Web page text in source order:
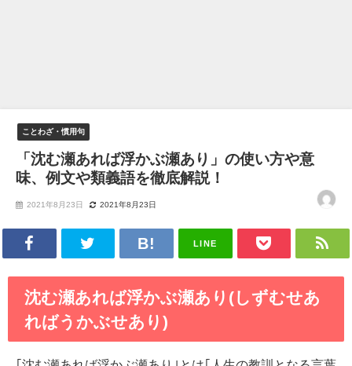
ことわざ・慣用句
「沈む瀬あれば浮かぶ瀬あり」の使い方や意
味、例文や類義語を徹底解説！
2021年8月23日 2021年8月23日
LINE
沈む瀬あれば浮かぶ瀬あり(しずむせあ
ればうかぶせあり)